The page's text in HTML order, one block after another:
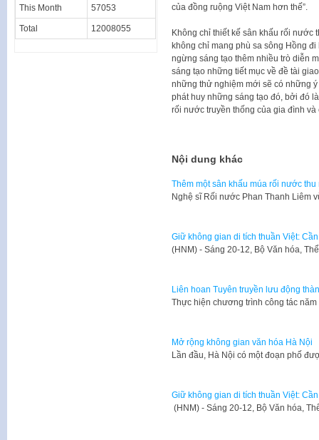
của đồng ruộng Việt Nam hơn thế”.
Không chỉ thiết kế sân khấu rối
không chỉ mang phù sa sông Hồng
ngừng sáng tạo thêm nhiều trò diễn
sáng tạo những tiết mục về đề tài
những thử nghiệm mới sẽ có những
phát huy những sáng tạo đó, bởi đó
rối nước truyền thống của gia đình và
Nội dung khác
Thêm một sân khấu múa rối nước thu
Nghệ sĩ Rối nước Phan Thanh Liêm
Giữ không gian di tích thuần Việt:
(HNM) - Sáng 20-12, Bộ Văn hóa,
Liên hoan Tuyên truyền lưu động
Thực hiện chương trình công tác
Mở rộng không gian văn hóa Hà Nội
Lần đầu, Hà Nội có một đoạn phố
Giữ không gian di tích thuần Việt:
(HNM) - Sáng 20-12, Bộ Văn hóa,
This Month 57053
Total 12008055